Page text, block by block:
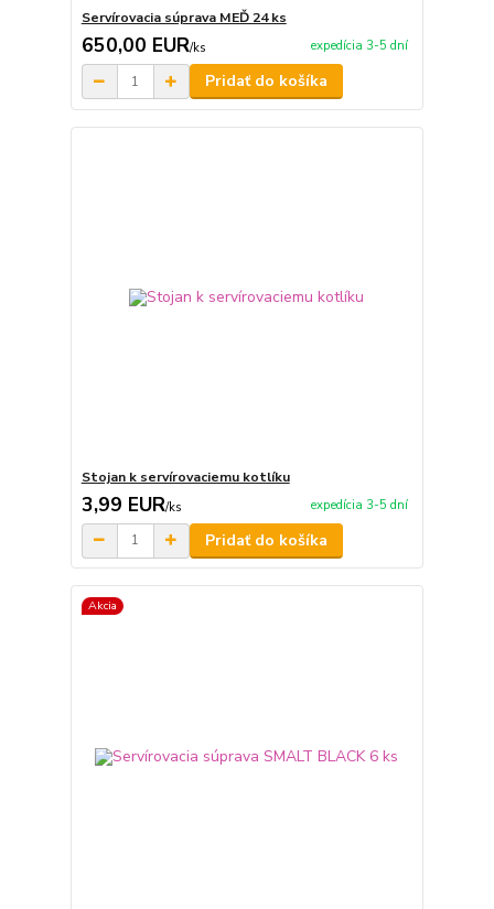
Servírovacia súprava MEĎ 24 ks
650,00 EUR/ks expedícia 3-5 dní
Pridať do košíka
Stojan k servírovaciemu kotlíku
3,99 EUR/ks expedícia 3-5 dní
Pridať do košíka
Akcia